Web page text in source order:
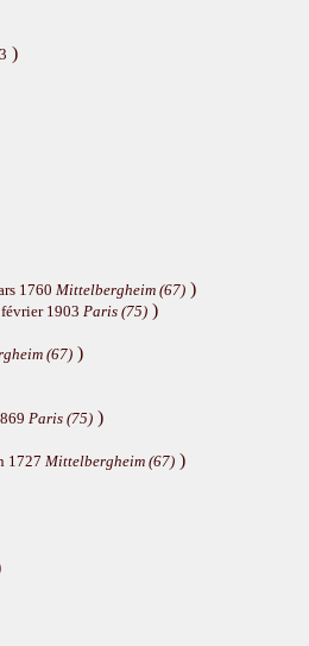
)
1760 Mittelbergheim (67) )
1903 Paris (75) )
(67) )
Paris (75) )
1727 Mittelbergheim (67) )